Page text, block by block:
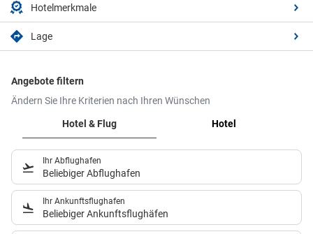
Hotelmerkmale
Lage
Angebote filtern
Ändern Sie Ihre Kriterien nach Ihren Wünschen
Hotel & Flug
Hotel
Ihr Abflughafen
Beliebiger Abflughafen
Ihr Ankunftsflughafen
Beliebiger Ankunftsflughäfen